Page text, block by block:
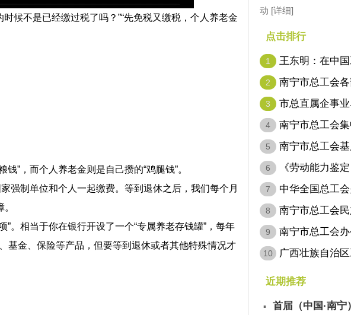
候不是已经缴过税了吗？”“先免税又缴税，个人养老金
，而个人养老金则是自己攒的“鸡腿钱”。
制单位和个人一起缴费。等到退休之后，我们每个月
相当于你在银行开设了一个“专属养老存钱罐”，每年
基金、保险等产品，但要等到退休或者其他特殊情况才
动 [详细]
点击排行
1
王东明：在中
代表…
2 南宁市总工会
3 市总直属企事
4 南宁市总工会
5
南宁市总工会
名…
6
《劳动能力鉴
病…
7
中华全国总工
会…
8 南宁市总工会
9
南宁市总工会
层…
10
广西壮族自治
定…
近期推荐
▪
首届（中国·南